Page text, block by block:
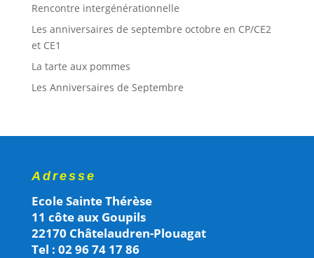
Rencontre intergénérationnelle
Les anniversaires de septembre octobre en CP/CE2
et CE1
La tarte aux pommes
Les Anniversaires de Septembre
Adresse
Ecole Sainte Thérèse
11 côte aux Goupils
22170 Châtelaudren-Plouagat
Tel : 02 96 74 17 86